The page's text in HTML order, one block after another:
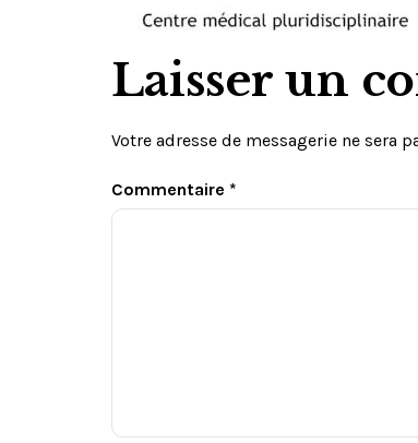
Laisser un
Votre adresse de messagerie ne sera
Commentaire *